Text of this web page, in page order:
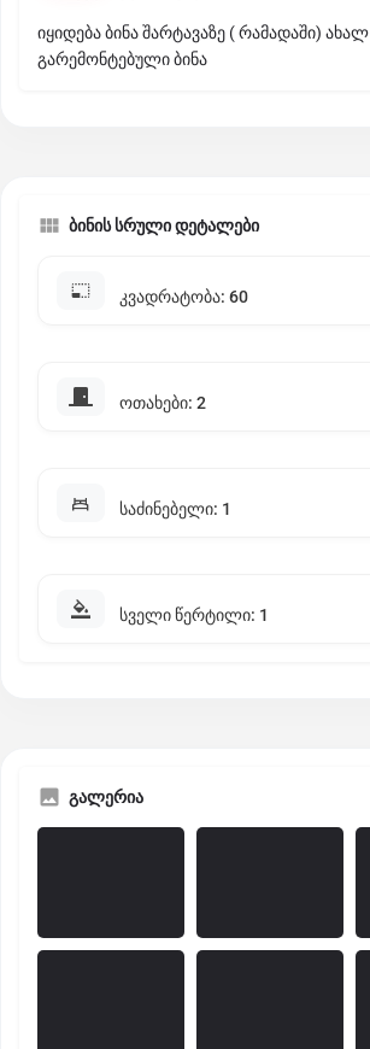
იყიდება ბინა შარტავაზე ( რამადაში) ახალ
გარემონტებული ბინა
ბინის სრული დეტალები
კვადრატობა: 60
ოთახები: 2
საძინებელი: 1
სველი წერტილი: 1
გალერია